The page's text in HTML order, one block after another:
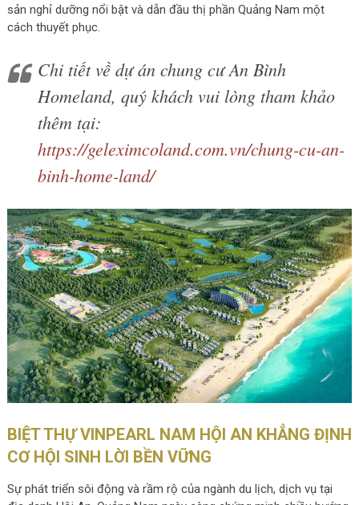
sản nghỉ dưỡng nổi bật và dẫn đầu thị phần Quảng Nam một
cách thuyết phục.
Chi tiết về dự án chung cư An Bình
Homeland, quý khách vui lòng tham khảo
thêm tại:
https://geleximcoland.com.vn/chung-cu-an-
binh-home-land/
BIỆT THỰ VINPEARL NAM HỘI AN KHẲNG ĐỊNH
CƠ HỘI SINH LỜI BỀN VỮNG
Sự phát triển sôi động và rầm rộ của ngành du lịch, dịch vụ tại